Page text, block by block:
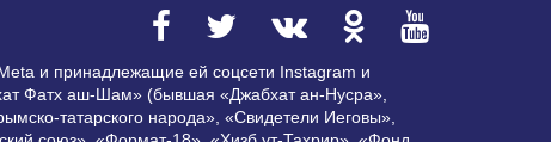
и принадлежащие ей соцсети Instagram и
Фатх аш-Шам» (бывшая «Джабхат ан-Нусра»,
татарского народа», «Свидетели Иеговы»,